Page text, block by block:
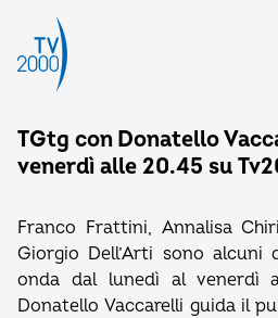
TGtg con Donatello
venerdì alle 20.45 su
Franco Frattini, Annalisa
Giorgio Dell’Arti sono
onda dal lunedì al venerdì
Donatello Vaccarelli guida il